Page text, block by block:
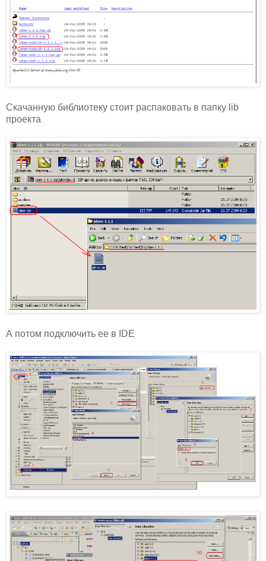
Скачанную библиотеку стоит распаковать в папку lib
проекта
А потом подключить ее в IDE